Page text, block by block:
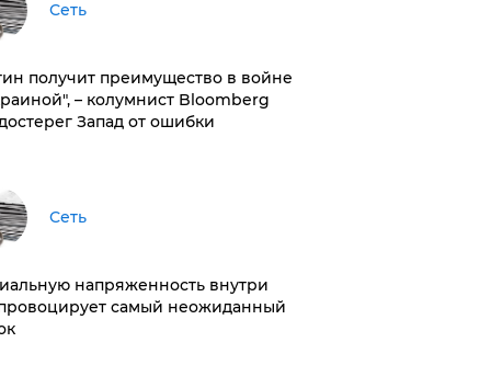
Сеть
получит преимущество в войне
– колумнист Bloomberg
Запад от ошибки
Сеть
напряженность внутри
самый неожиданный